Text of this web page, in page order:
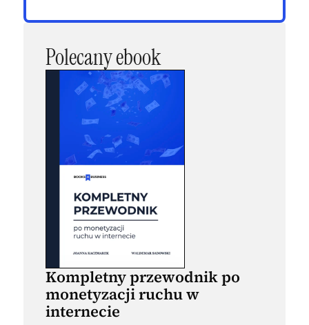
Polecany ebook
Kompletny przewodnik po
monetyzacji ruchu w
internecie